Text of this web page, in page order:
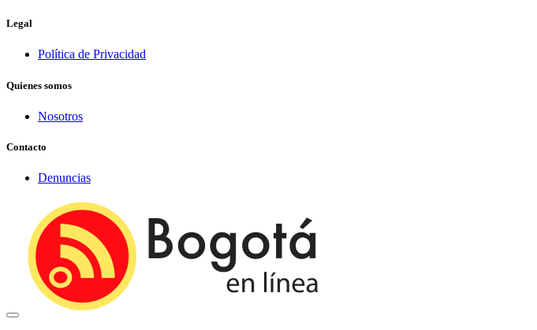
Legal
Política de Privacidad
Quienes somos
Nosotros
Contacto
Denuncias